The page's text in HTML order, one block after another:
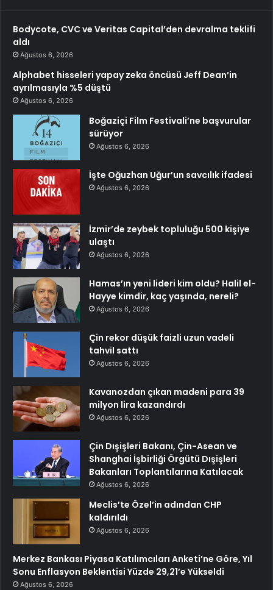
Bodycote, CVC ve Veritas Capital’den devralma teklifi
aldı
Ağustos 6, 2026
Alphabet hisseleri yapay zeka öncüsü Jeff Dean’in
ayrılmasıyla %5 düştü
Ağustos 6, 2026
Boğaziçi Film Festivali’ne başvurular
sürüyor
Ağustos 6, 2026
İşte Oğuzhan Uğur’un savcılık ifadesi
Ağustos 6, 2026
İzmir’de zeybek topluluğu 500 kişiye
ulaştı
Ağustos 6, 2026
Hamas’ın yeni lideri kim oldu? Halil el-
Hayye kimdir, kaç yaşında, nereli?
Ağustos 6, 2026
Çin rekor düşük faizli uzun vadeli
tahvil sattı
Ağustos 6, 2026
Kavanozdan çıkan madeni para 39
milyon lira kazandırdı
Ağustos 6, 2026
Çin Dışişleri Bakanı, Çin-Asean ve
Shanghai İşbirliği Örgütü Dışişleri
Bakanları Toplantılarına Katılacak
Ağustos 6, 2026
Meclis’te Özel’in adından CHP
kaldırıldı
Ağustos 6, 2026
Merkez Bankası Piyasa Katılımcıları Anketi’ne Göre, Yıl
Sonu Enflasyon Beklentisi Yüzde 29,21’e Yükseldi
Ağustos 6, 2026